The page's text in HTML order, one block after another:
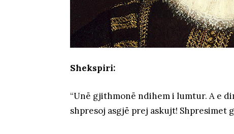
Shekspiri:
“Unë gjithmonë ndihem i lumtur. A e
shpresoj asgjë prej askujt! Shpresimet